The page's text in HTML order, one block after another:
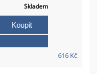
Skladem
Koupit
616 Kč